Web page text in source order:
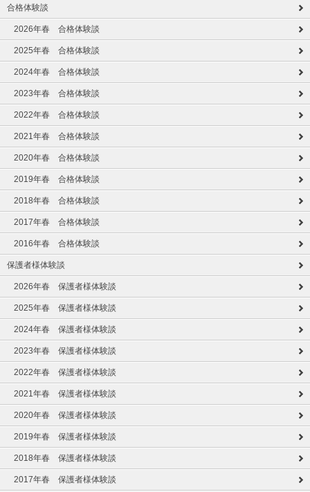
合格体験談
2026年春 合格体験談
2025年春 合格体験談
2024年春 合格体験談
2023年春 合格体験談
2022年春 合格体験談
2021年春 合格体験談
2020年春 合格体験談
2019年春 合格体験談
2018年春 合格体験談
2017年春 合格体験談
2016年春 合格体験談
保護者様体験談
2026年春 保護者様体験談
2025年春 保護者様体験談
2024年春 保護者様体験談
2023年春 保護者様体験談
2022年春 保護者様体験談
2021年春 保護者様体験談
2020年春 保護者様体験談
2019年春 保護者様体験談
2018年春 保護者様体験談
2017年春 保護者様体験談